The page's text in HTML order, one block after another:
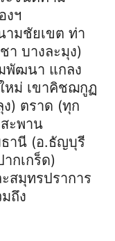
งฯ
ามชัยเขต ท่า
า บางละมุง)
พัฒนา แกลง
หม่ เขาคิชฌกูฏ
) ตราด (ทุก
ะพาน
านี (อ.ธัญบุรี
กเกร็ด)
สมุทรปราการ
ถึง